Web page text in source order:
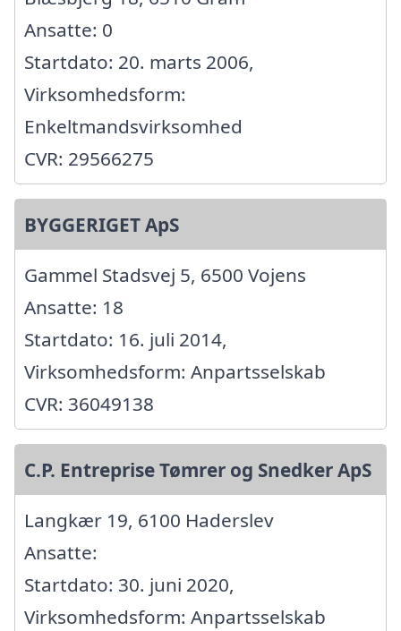
Ansatte: 0
Startdato: 20. marts 2006,
Virksomhedsform:
Enkeltmandsvirksomhed
CVR: 29566275
BYGGERIGET ApS
Gammel Stadsvej 5, 6500 Vojens
Ansatte: 18
Startdato: 16. juli 2014,
Virksomhedsform: Anpartsselskab
CVR: 36049138
C.P. Entreprise Tømrer og Snedker ApS
Langkær 19, 6100 Haderslev
Ansatte:
Startdato: 30. juni 2020,
Virksomhedsform: Anpartsselskab